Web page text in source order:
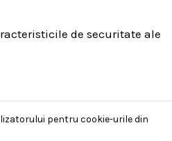
de securitate ale
pentru cookie-urile din